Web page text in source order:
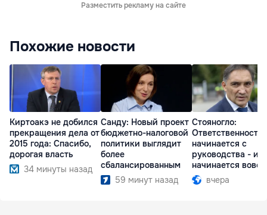
Разместить рекламу на сайте
Похожие новости
Киртоакэ не добился
прекращения дела от
2015 года: Спасибо,
дорогая власть
34 минуты назад
Санду: Новый проект
бюджетно-налоговой
политики выглядит
более
сбалансированным
59 минут назад
Стояногло:
Ответственность
начинается с
руководства -
начинается вовсе
вчера